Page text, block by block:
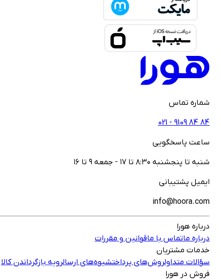
تماس
021 - ‎9109‎ ‎84‎
پاسخگویی
تا پنجشنبه ۸:۳۰ تا ۱۷ - جمعه ۹ تا ۱۶
پشتیبانی
هورا
ماتماس با ماقوانین و مقررات
مشتریان
متداولروش‌های پرداختشیوه‌های ارسالرویه بازگرداندن کالا
در هورا